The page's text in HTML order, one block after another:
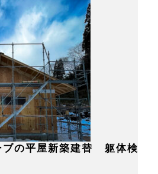
の平屋新築建替 躯体検